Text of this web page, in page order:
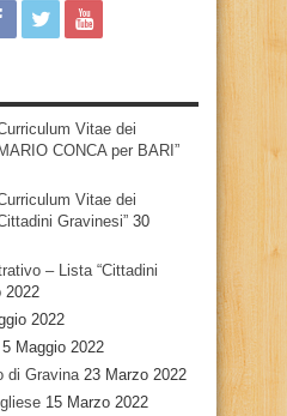
Vitae dei
CONCA per BARI”
Vitae dei
Gravinesi” 30
– Lista “Cittadini
2022
2022
5 Maggio 2022
di Gravina 23 Marzo 2022
15 Marzo 2022